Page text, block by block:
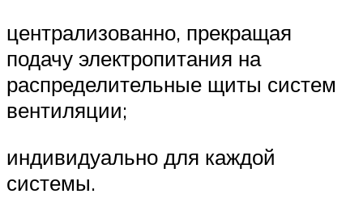
централизованно, прекращая
подачу электропитания на
распределительные щиты систем
вентиляции;
индивидуально для каждой
системы.